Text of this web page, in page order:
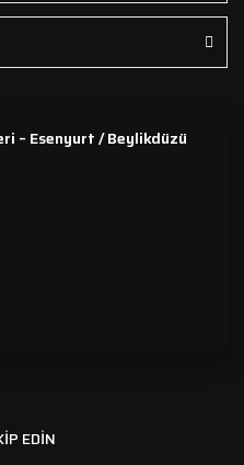
– Esenyurt / Beylikdüzü
EDİN